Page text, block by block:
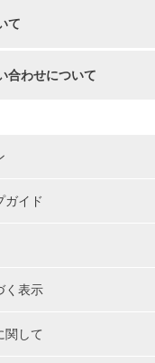
て
合わせについて
ガイド
く表示
関して